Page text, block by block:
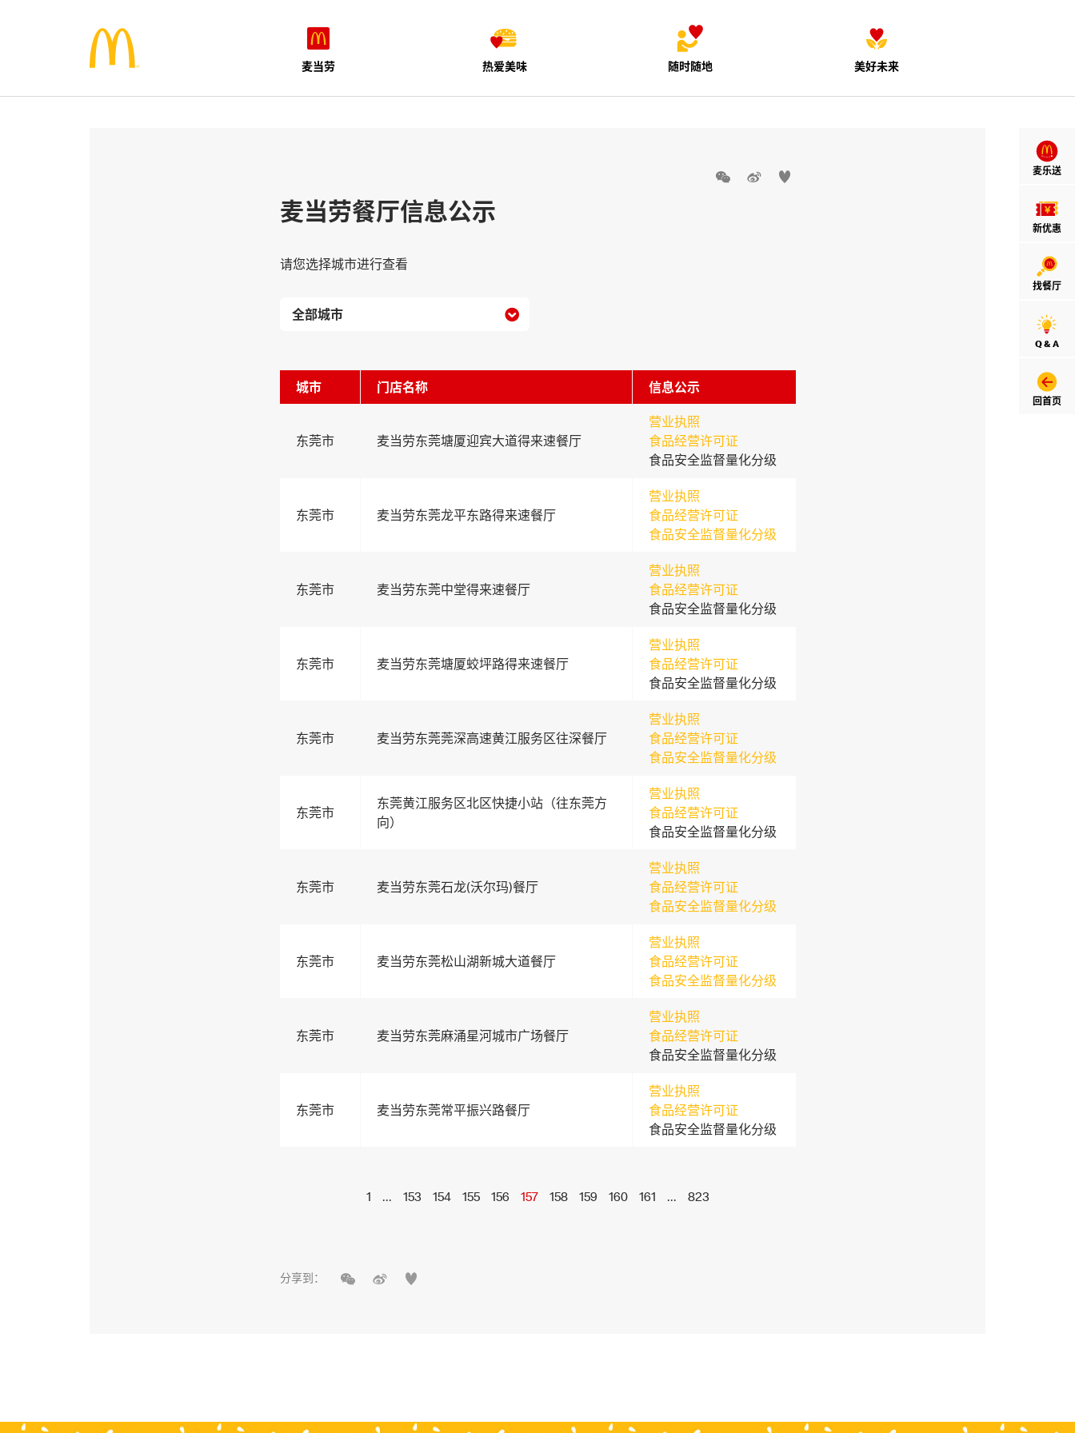
麦当劳 热爱美味 随时随地 美好未来
麦乐送
新优惠
找餐厅
Q & A
回首页
  
麦当劳餐厅信息公示
请您选择城市进行查看

城市 门店名称 信息公示
东莞市 麦当劳东莞塘厦迎宾大道得来速餐厅
营业执照
食品经营许可证
食品安全监督量化分级
东莞市 麦当劳东莞龙平东路得来速餐厅
营业执照
食品经营许可证
食品安全监督量化分级
东莞市 麦当劳东莞中堂得来速餐厅
营业执照
食品经营许可证
食品安全监督量化分级
东莞市 麦当劳东莞塘厦蛟坪路得来速餐厅
营业执照
食品经营许可证
食品安全监督量化分级
东莞市 麦当劳东莞莞深高速黄江服务区往深餐厅
营业执照
食品经营许可证
食品安全监督量化分级
东莞市
东莞黄江服务区北区快捷小站（往东莞方
向）
营业执照
食品经营许可证
食品安全监督量化分级
东莞市 麦当劳东莞石龙(沃尔玛)餐厅
营业执照
食品经营许可证
食品安全监督量化分级
东莞市 麦当劳东莞松山湖新城大道餐厅
营业执照
食品经营许可证
食品安全监督量化分级
东莞市 麦当劳东莞麻涌星河城市广场餐厅
营业执照
食品经营许可证
食品安全监督量化分级
东莞市 麦当劳东莞常平振兴路餐厅
营业执照
食品经营许可证
食品安全监督量化分级
1 ... 153 154 155 156 157 158 159 160 161 ... 823
分享到：   